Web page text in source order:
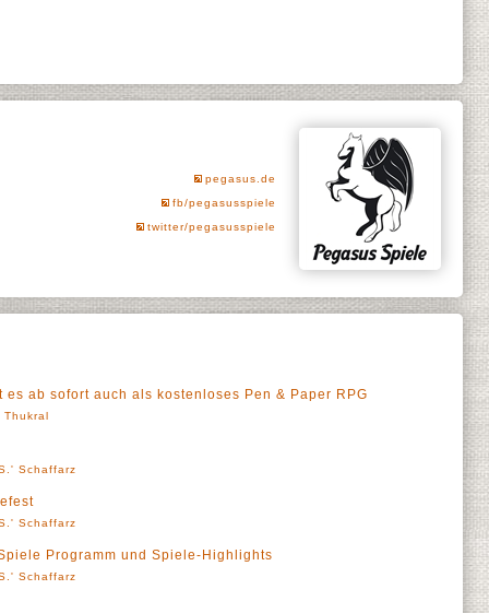
pegasus.de
fb/pegasusspiele
twitter/pegasusspiele
ab sofort auch als kostenloses Pen & Paper RPG
Thukral
Schaffarz
Schaffarz
Programm und Spiele-Highlights
Schaffarz